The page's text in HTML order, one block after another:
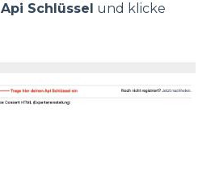
Api Schlüssel und klicke